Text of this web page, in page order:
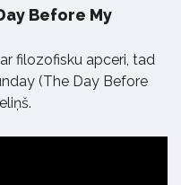
Before My
filozofisku apceri, tad
(The Day Before